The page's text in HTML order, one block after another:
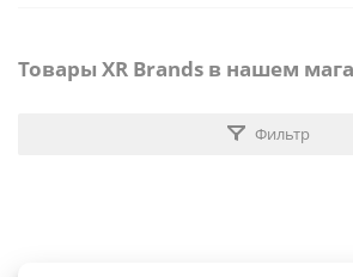
Товары XR Brands в нашем
Фильтр